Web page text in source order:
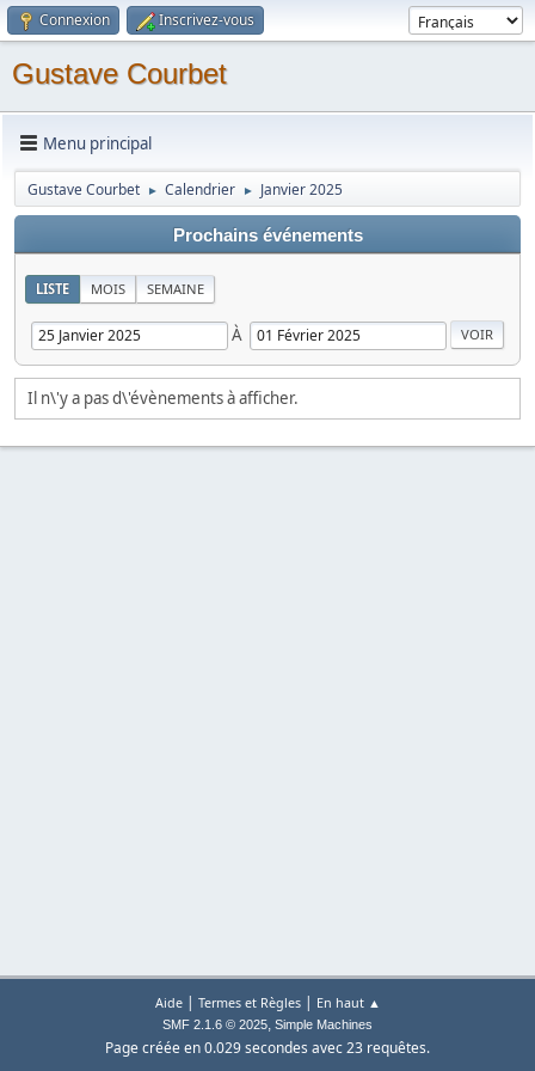
Connexion Inscrivez-vous
Gustave Courbet
Menu principal
Gustave Courbet ► Calendrier ► Janvier 2025
Prochains événements
LISTE MOIS SEMAINE
À
Il n\'y a pas d\'évènements à afficher.
Aide| Termes et Règles| En haut ▲
SMF 2.1.6 © 2025, Simple Machines
Page créée en 0.029 secondes avec 23 requêtes.